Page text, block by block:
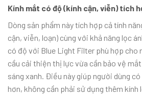
Kính mắt có độ (kính cận, viễn) tích
Dòng sản phẩm này tích hợp cả tính
cận, viễn, loạn) cùng với khả năng lọc
có độ với Blue Light Filter phù hợp cho
cầu cải thiện thị lực vừa cần bảo vệ
sáng xanh. Điều này giúp người dùng
hơn, không cần phải sử dụng thêm kính